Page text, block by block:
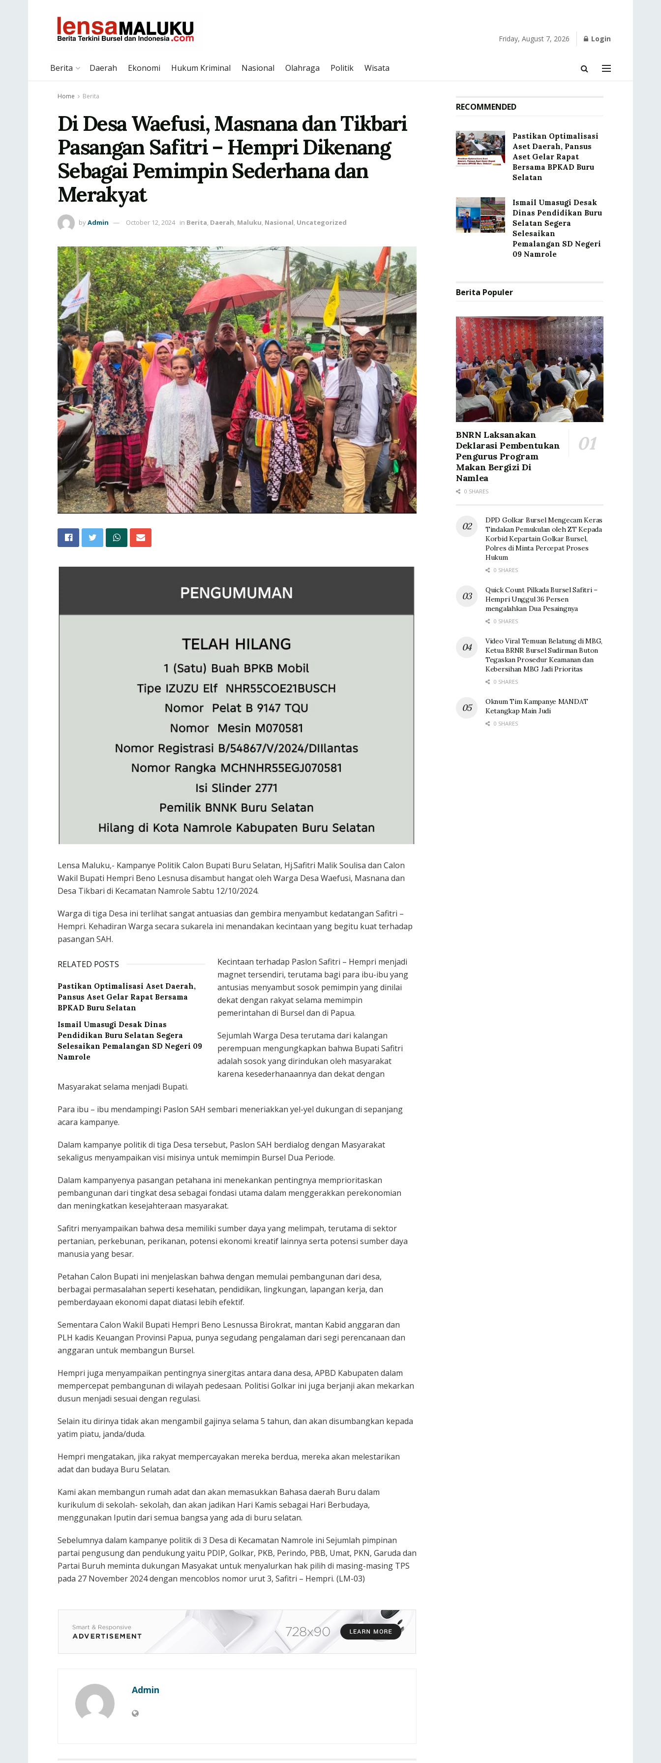
Friday, August 7, 2026 Login
Berita Daerah Ekonomi Hukum Kriminal Nasional Olahraga Politik Wisata
Home Berita
Di Desa Waefusi, Masnana dan Tikbari
Pasangan Safitri – Hempri Dikenang
Sebagai Pemimpin Sederhana dan
Merakyat
byAdmin October 12, 2024 in Berita, Daerah, Maluku, Nasional, Uncategorized
Lensa Maluku,- Kampanye Politik Calon Bupati Buru Selatan, Hj.Safitri Malik Soulisa dan Calon
Wakil Bupati Hempri Beno Lesnusa disambut hangat oleh Warga Desa Waefusi, Masnana dan
Desa Tikbari di Kecamatan Namrole Sabtu 12/10/2024.
Warga di tiga Desa ini terlihat sangat antuasias dan gembira menyambut kedatangan Safitri –
Hempri. Kehadiran Warga secara sukarela ini menandakan kecintaan yang begitu kuat terhadap
pasangan SAH.
RELATED POSTS
Pastikan Optimalisasi Aset Daerah,
Pansus Aset Gelar Rapat Bersama
BPKAD Buru Selatan
Ismail Umasugi Desak Dinas
Pendidikan Buru Selatan Segera
Selesaikan Pemalangan SD Negeri 09
Namrole
Kecintaan terhadap Paslon Safitri – Hempri menjadi
magnet tersendiri, terutama bagi para ibu-ibu yang
antusias menyambut sosok pemimpin yang dinilai
dekat dengan rakyat selama memimpin
pemerintahan di Bursel dan di Papua.
Sejumlah Warga Desa terutama dari kalangan
perempuan mengungkapkan bahwa Bupati Safitri
adalah sosok yang dirindukan oleh masyarakat
karena kesederhanaannya dan dekat dengan
Masyarakat selama menjadi Bupati.
Para ibu – ibu mendampingi Paslon SAH sembari meneriakkan yel-yel dukungan di sepanjang
acara kampanye.
Dalam kampanye politik di tiga Desa tersebut, Paslon SAH berdialog dengan Masyarakat
sekaligus menyampaikan visi misinya untuk memimpin Bursel Dua Periode.
Dalam kampanyenya pasangan petahana ini menekankan pentingnya memprioritaskan
pembangunan dari tingkat desa sebagai fondasi utama dalam menggerakkan perekonomian
dan meningkatkan kesejahteraan masyarakat.
Safitri menyampaikan bahwa desa memiliki sumber daya yang melimpah, terutama di sektor
pertanian, perkebunan, perikanan, potensi ekonomi kreatif lainnya serta potensi sumber daya
manusia yang besar.
Petahan Calon Bupati ini menjelaskan bahwa dengan memulai pembangunan dari desa,
berbagai permasalahan seperti kesehatan, pendidikan, lingkungan, lapangan kerja, dan
pemberdayaan ekonomi dapat diatasi lebih efektif.
Sementara Calon Wakil Bupati Hempri Beno Lesnussa Birokrat, mantan Kabid anggaran dan
PLH kadis Keuangan Provinsi Papua, punya segudang pengalaman dari segi perencanaan dan
anggaran untuk membangun Bursel.
Hempri juga menyampaikan pentingnya sinergitas antara dana desa, APBD Kabupaten dalam
mempercepat pembangunan di wilayah pedesaan. Politisi Golkar ini juga berjanji akan mekarkan
dusun menjadi sesuai dengan regulasi.
Selain itu dirinya tidak akan mengambil gajinya selama 5 tahun, dan akan disumbangkan kepada
yatim piatu, janda/duda.
Hempri mengatakan, jika rakyat mempercayakan mereka berdua, mereka akan melestarikan
adat dan budaya Buru Selatan.
Kami akan membangun rumah adat dan akan memasukkan Bahasa daerah Buru dalam
kurikulum di sekolah- sekolah, dan akan jadikan Hari Kamis sebagai Hari Berbudaya,
menggunakan Iputin dari semua bangsa yang ada di buru selatan.
Sebelumnya dalam kampanye politik di 3 Desa di Kecamatan Namrole ini Sejumlah pimpinan
partai pengusung dan pendukung yaitu PDIP, Golkar, PKB, Perindo, PBB, Umat, PKN, Garuda dan
Partai Buruh meminta dukungan Masyakat untuk menyalurkan hak pilih di masing-masing TPS
pada 27 November 2024 dengan mencoblos nomor urut 3, Safitri – Hempri. (LM-03)
Admin
RECOMMENDED
Pastikan Optimalisasi
Aset Daerah, Pansus
Aset Gelar Rapat
Bersama BPKAD Buru
Selatan
Ismail Umasugi Desak
Dinas Pendidikan Buru
Selatan Segera
Selesaikan
Pemalangan SD Negeri
09 Namrole
Berita Populer
BNRN Laksanakan
Deklarasi Pembentukan
Pengurus Program
Makan Bergizi Di
Namlea
0 SHARES
DPD Golkar Bursel Mengecam Keras
Tindakan Pemukulan oleh ZT Kepada
Korbid Kepartain Golkar Bursel,
Polres di Minta Percepat Proses
Hukum
0 SHARES
Quick Count Pilkada Bursel Safitri –
Hempri Unggul 36 Persen
mengalahkan Dua Pesaingnya
0 SHARES
Video Viral Temuan Belatung di MBG,
Ketua BRNR Bursel Sudirman Buton
Tegaskan Prosedur Keamanan dan
Kebersihan MBG Jadi Prioritas
0 SHARES
Oknum Tim Kampanye MANDAT
Ketangkap Main Judi
0 SHARES